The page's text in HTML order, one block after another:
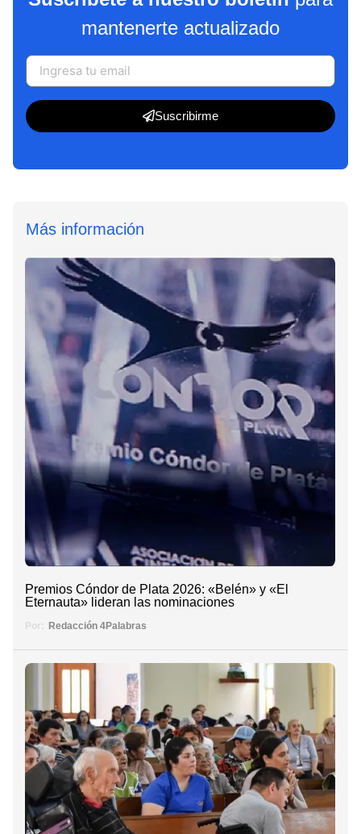
mantenerte actualizado
Suscribirme
Más información
Premios Cóndor de Plata 2026: «Belén» y «El
Eternauta» lideran las nominaciones
Por: Redacción 4Palabras